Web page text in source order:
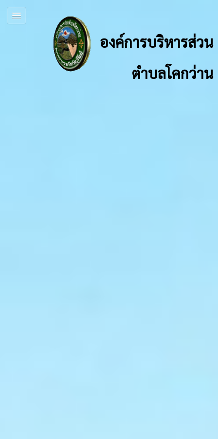
องค์การบริหารส่วน
ตำบลโคกว่าน